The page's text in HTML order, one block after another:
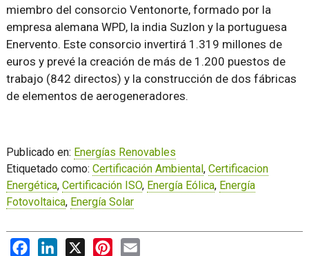
miembro del consorcio Ventonorte, formado por la
empresa alemana WPD, la india Suzlon y la portuguesa
Enervento. Este consorcio invertirá 1.319 millones de
euros y prevé la creación de más de 1.200 puestos de
trabajo (842 directos) y la construcción de dos fábricas
de elementos de aerogeneradores.
Publicado en: Energías Renovables
Etiquetado como: Certificación Ambiental, Certificacion
Energética, Certificación ISO, Energía Eólica, Energía
Fotovoltaica, Energía Solar
FacebookLinkedIn
X PinterestEmail